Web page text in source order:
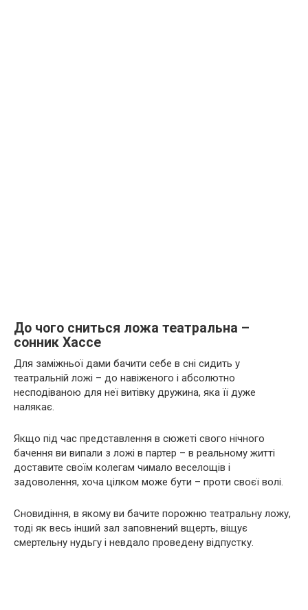
До чого сниться ложа театральна –
сонник Хассе
Для заміжньої дами бачити себе в сні сидить у
театральній ложі – до навіженого і абсолютно
несподіваною для неї витівку дружина, яка її дуже
налякає.
Якщо під час представлення в сюжеті свого нічного
бачення ви випали з ложі в партер – в реальному житті
доставите своїм колегам чимало веселощів і
задоволення, хоча цілком може бути – проти своєї волі.
Сновидіння, в якому ви бачите порожню театральну ложу,
тоді як весь інший зал заповнений вщерть, віщує
смертельну нудьгу і невдало проведену відпустку.